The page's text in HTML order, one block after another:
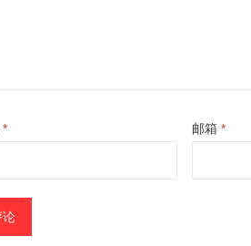
* 邮箱*